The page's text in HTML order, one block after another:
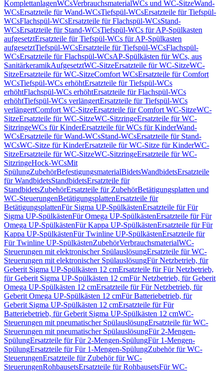
KomplettanlagenWCsVerbrauchsmaterialWCs und WC-SitzeWand-
WCsErsatzteile für Wand-WCsTiefspül-WCsErsatzteile für Tiefspül-
WCsFlachspül-WCsErsatzteile für Flachspül-WCsStand-
WCsErsatzteile für Stand-WCsTiefspül-WCs für AP-Spülkasten
aufgesetztErsatzteile für Tiefspül-WCs für AP-Spülkasten
aufgesetztTiefspül-WCsErsatzteile für Tiefspül-WCsFlachspül-
WCsErsatzteile für Flachspül-WCsAP-Spülkästen für WCs, aus
SanitärkeramikAufgesetztWC-SitzeErsatzteile für WC-SitzeWC-
SitzeErsatzteile für WC-SitzeComfort WCsErsatzteile für Comfort
WCsTiefspül-WCs erhöhtErsatzteile für Tiefspül-WCs
erhöhtFlachspül-WCs erhöhtErsatzteile für Flachspül-WCs
erhöhtTiefspül-WCs verlängertErsatzteile für Tiefspül-WCs
verlängertComfort WC-SitzeErsatzteile für Comfort WC-SitzeWC-
SitzeErsatzteile für WC-SitzeWC-SitzringeErsatzteile für WC-
SitzringeWCs für KinderErsatzteile für WCs für KinderWand-
WCsErsatzteile für Wand-WCsStand-WCsErsatzteile für Stand-
WCsWC-Sitze für KinderErsatzteile für WC-Sitze für KinderWC-
SitzeErsatzteile für WC-SitzeWC-SitzringeErsatzteile für WC-
SitzringeHock-WCsMit
SpülungZubehörBefestigungsmaterialBidetsWandbidetsErsatzteile
für WandbidetsStandbidetsErsatzteile für
StandbidetsZubehörErsatzteile für ZubehörBetätigungsplatten und
WC-SteuerungenBetätigungsplattenErsatzteile für
BetätigungsplattenFür Sigma UP-SpülkästenErsatzteile für Für
Sigma UP-SpülkästenFür Omega UP-SpülkästenErsatzteile für Für
Omega UP-SpülkästenFür Kappa UP-SpülkästenErsatzteile für Für
Kappa UP-SpülkästenFür Twinline UP-SpülkästenErsatzteile für
Für Twinline UP-SpülkästenZubehörVerbrauchsmaterialWC-
Steuerungen mit elektronischer SpülauslösungErsatzteile für WC-
Steuerungen mit elektronischer SpülauslösungFür Netzbetrieb, für
Geberit Sigma UP-Spülkästen 12 cmErsatzteile für Für Netzbetrieb,
für Geberit Sigma UP-Spülkästen 12 cmFür Netzbetrieb, für Geberit
Omega UP-Spülkästen 12 cmErsatzteile für Für Netzbetrieb, für
Geberit Omega UP-Spülkästen 12 cmFür Batteriebetrieb, für
Geberit Sigma UP-Spülkästen 12 cmErsatzteile für Für
Batteriebetrieb, für Geberit Sigma UP-Spülkästen 12 cmWC-
Steuerungen mit pneumatischer SpülauslösungErsatzteile für WC-
Steuerungen mit pneumatischer SpülauslösungFür 2-Mengen-
SpülungErsatzteile für Für 2-Mengen-SpülungFür 1-Mengen-
SpülungErsatzteile für Für 1-Mengen-SpülungZubehör für WC-
SteuerungenErsatzteile für Zubehör für WC-
SteuerungenRohbausetsErsatzteile für RohbausetsFür WC-